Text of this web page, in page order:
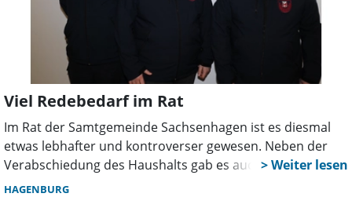
Viel Redebedarf im Rat
Im Rat der Samtgemeinde Sachsenhagen ist es diesmal
etwas lebhafter und kontroverser gewesen. Neben der
Verabschiedung des Haushalts gab es auch Kritik am
Samtgemeindebürgermeister.
HAGENBURG